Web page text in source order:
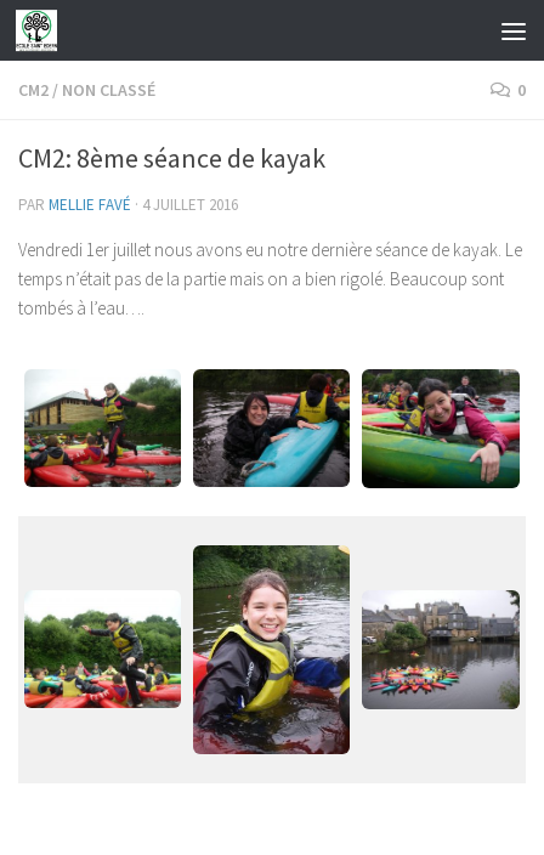
Skip to content
CM2 / NON CLASSÉ 0
CM2: 8ème séance de kayak
PAR MELLIE FAVÉ · 4 JUILLET 2016
Vendredi 1er juillet nous avons eu notre dernière séance de kayak. Le
temps n’était pas de la partie mais on a bien rigolé. Beaucoup sont
tombés à l’eau….